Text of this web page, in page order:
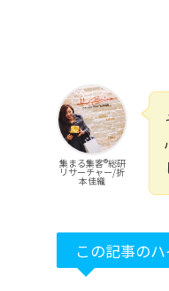
集まる集客®️総研
リサーチャー/折
本佳織
この記事の